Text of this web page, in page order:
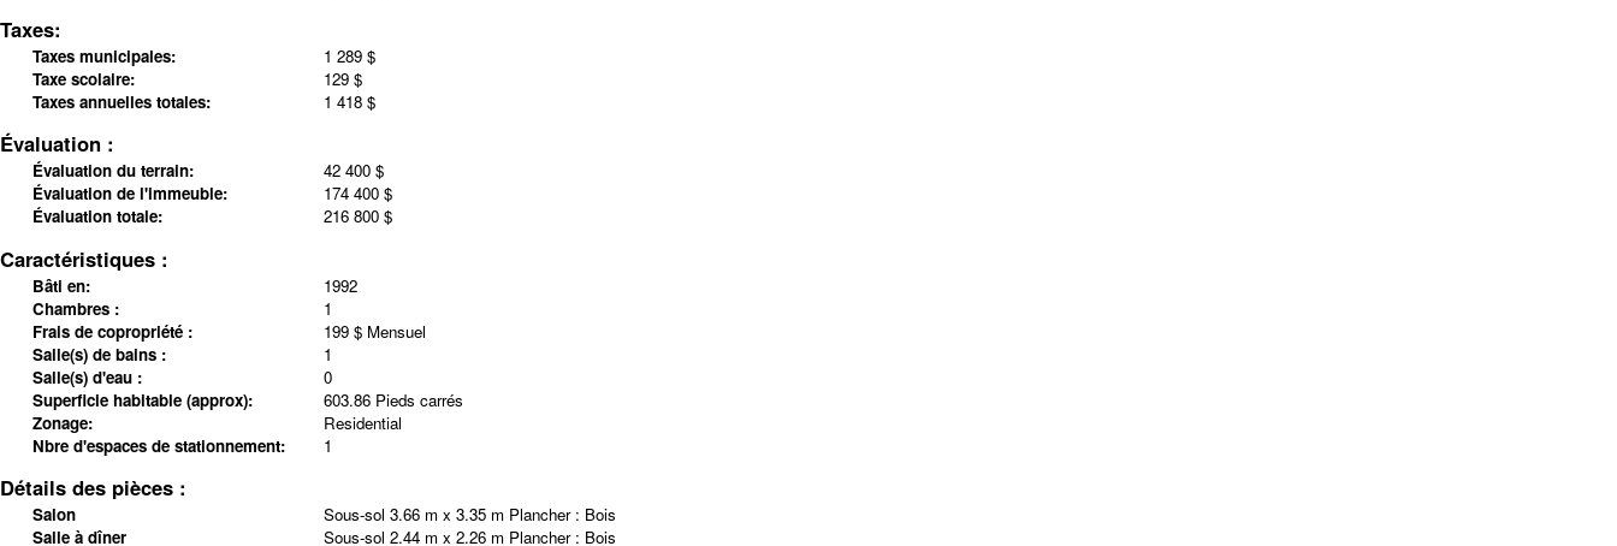
Taxes:
Taxes municipales:
1 289 $
Taxe scolaire:
129 $
Taxes annuelles totales:
1 418 $
Évaluation :
Évaluation du terrain:
42 400 $
Évaluation de l'immeuble:
174 400 $
Évaluation totale:
216 800 $
Caractéristiques :
Bâti en:
1992
Chambres :
1
Frais de copropriété :
199 $ Mensuel
Salle(s) de bains :
1
Salle(s) d'eau :
0
Superficie habitable (approx):
603.86 Pieds carrés
Zonage:
Residential
Nbre d'espaces de stationnement:
1
Détails des pièces :
Salon Sous-sol 3.66 m x 3.35 m Plancher : Bois
Salle à dîner
Sous-sol 2.44 m x 2.26 m Plancher : Bois